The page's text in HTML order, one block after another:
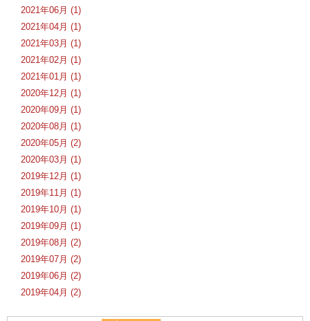
2021年06月 (1)
2021年04月 (1)
2021年03月 (1)
2021年02月 (1)
2021年01月 (1)
2020年12月 (1)
2020年09月 (1)
2020年08月 (1)
2020年05月 (2)
2020年03月 (1)
2019年12月 (1)
2019年11月 (1)
2019年10月 (1)
2019年09月 (1)
2019年08月 (2)
2019年07月 (2)
2019年06月 (2)
2019年04月 (2)